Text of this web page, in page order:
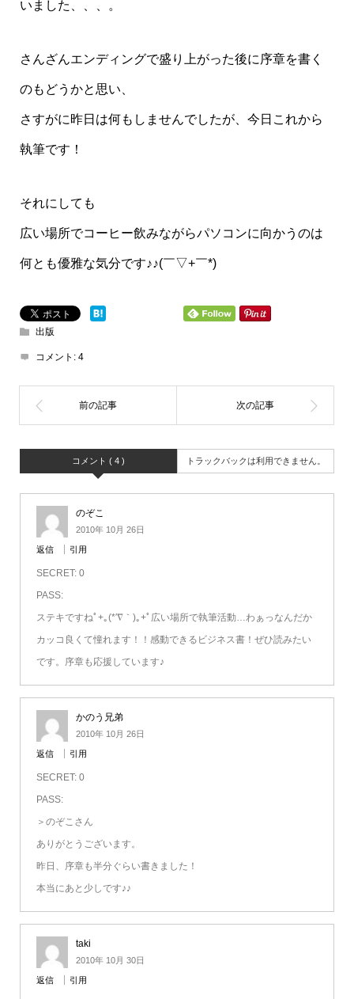
いました、、、。
さんざんエンディングで盛り上がった後に序章を書く
のもどうかと思い、
さすがに昨日は何もしませんでしたが、今日これから
執筆です！
それにしても
広い場所でコーヒー飲みながらパソコンに向かうのは
何とも優雅な気分です♪♪(￣▽+￣*)
出版
コメント: 4
コメント ( 4 ) トラックバックは利用できません。
のぞこ
2010年 10月 26日
返信 引用
SECRET: 0
PASS:
ステキですねﾟ+｡(*′∇｀)｡+ﾟ広い場所で執筆活動…わぁっなんだか
カッコ良くて憧れます！！感動できるビジネス書！ぜひ読みたい
です。序章も応援しています♪
かのう兄弟
2010年 10月 26日
返信 引用
SECRET: 0
PASS:
＞のぞこさん
ありがとうございます。
昨日、序章も半分ぐらい書きました！
本当にあと少しです♪♪
taki
2010年 10月 30日
返信 引用